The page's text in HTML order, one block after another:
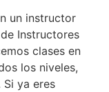
un instructor
Instructores
clases en
los niveles,
ya eres